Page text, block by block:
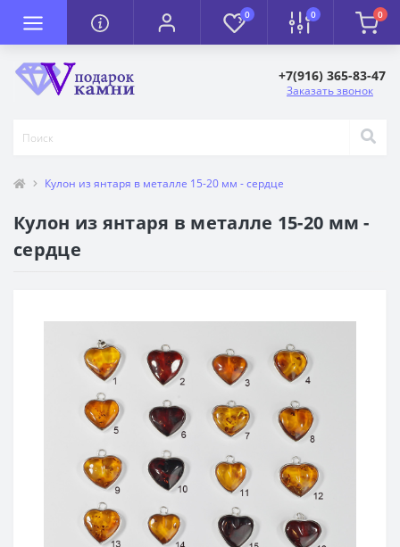
0 0 0
+7(916) 365-83-47
Заказать звонок
Кулон из янтаря в металле 15-20 мм - сердце
Кулон из янтаря в металле 15-20 мм -
сердце